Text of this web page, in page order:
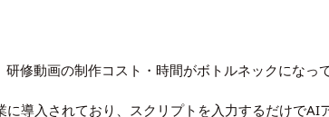
修動画の制作コスト・時間がボトルネックにな
導入されており、スクリプトを入力するだけで